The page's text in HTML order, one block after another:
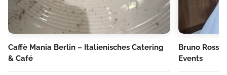
Caffè Mania Berlin – Italienisches Catering
& Café
Bruno
Events